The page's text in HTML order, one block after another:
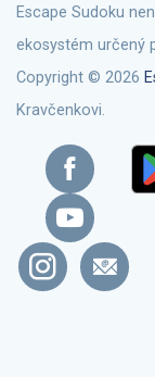
Escape Sudoku není jen web pro hraní sudoku online, je to celý
ekosystém určený
Copyright © 2026
Kravčenkovi.